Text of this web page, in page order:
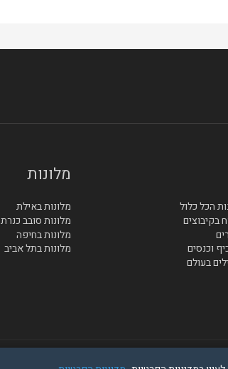
הכל כלול
בקיבוצים
וכנסים
בעולם
מלונות
מלונות באילת
מלונות סובב כנרת
מלונות בחיפה
מלונות בתל אביב